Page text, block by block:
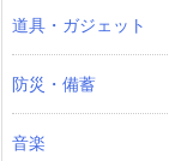
道具・ガジェット
防災・備蓄
音楽